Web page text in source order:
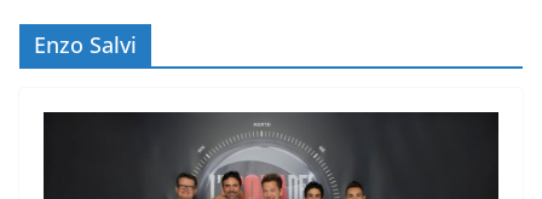
Enzo Salvi